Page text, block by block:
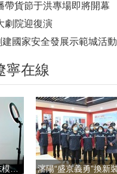
帶貨節于洪專場即將開幕
劇院迎復演
國家安全發展示範城活動
寧在線
瀋陽市大東區開展勵志模範雲直播訪談活動